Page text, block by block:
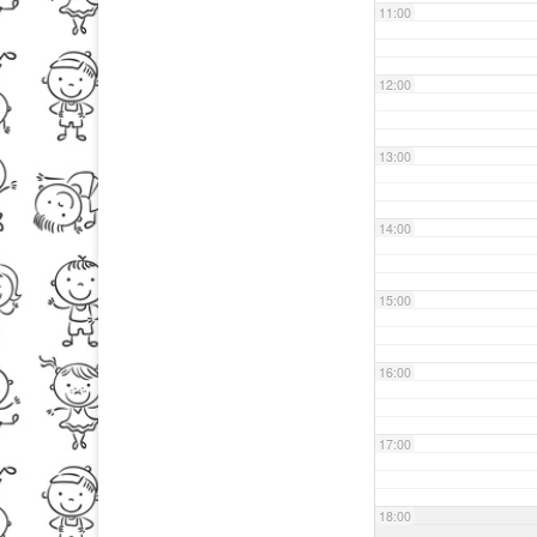
11:00
12:00
13:00
14:00
15:00
16:00
17:00
18:00